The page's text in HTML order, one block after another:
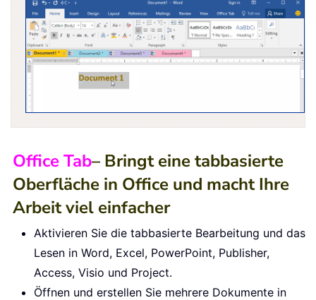
Office Tab– Bringt eine tabbasierte
Oberfläche in Office und macht Ihre
Arbeit viel einfacher
Aktivieren Sie die tabbasierte Bearbeitung und das
Lesen in Word, Excel, PowerPoint, Publisher,
Access, Visio und Project.
Öffnen und erstellen Sie mehrere Dokumente in